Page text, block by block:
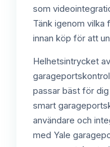
som
Tänk igenom
innan köp för att
Helhetsintrycket
passar bäst för
smart
användare och
med Yale